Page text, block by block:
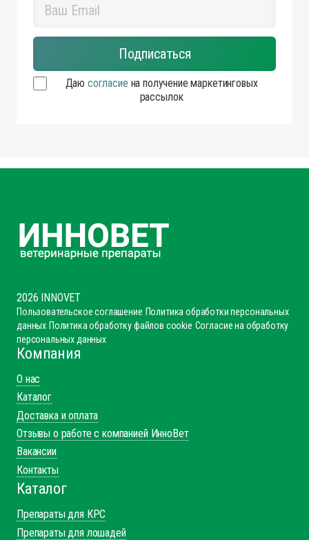
Даю согласие на получение маркетинговых
рассылок
2026 INNOVET
Пользовательское соглашение Политика обработки персональных
данных Политика обработку файлов cookie Согласие на обработку
персональных данных
Компания
О нас
Каталог
Доставка и оплата
Отзывы о работе с компанией ИнноВет
Вакансии
Контакты
Каталог
Препараты для КРС
Препараты для лошадей